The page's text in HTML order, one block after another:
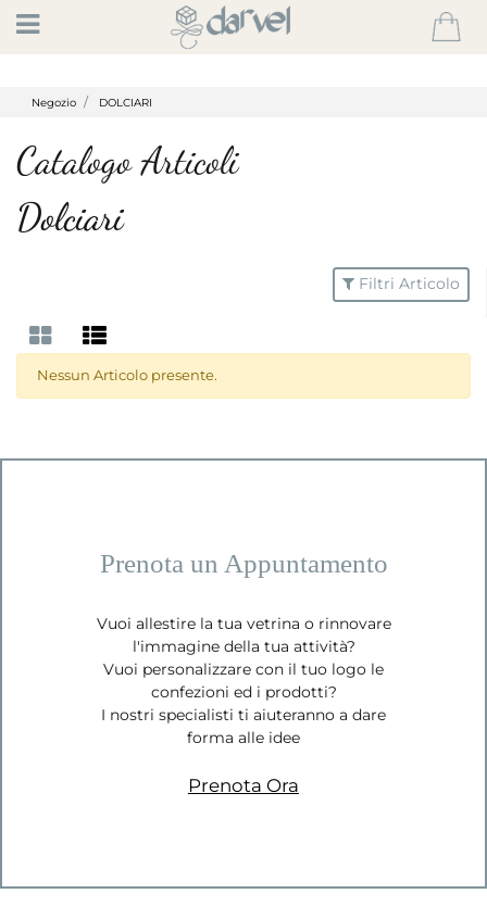
Open
Negozio DOLCIARI
Catalogo Articoli
Dolciari
Filtri Articolo
Nessun Articolo presente.
Prenota un Appuntamento
Vuoi allestire la tua vetrina o rinnovare
l'immagine della tua attività?
Vuoi personalizzare con il tuo logo le
confezioni ed i prodotti?
I nostri specialisti ti aiuteranno a dare
forma alle idee
Prenota Ora